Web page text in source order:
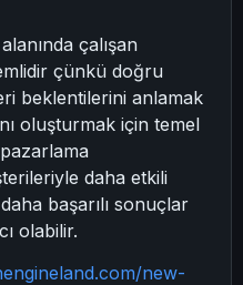
çalışan
çünkü doğru
beklentilerini anlamak
oluşturmak için temel
daha etkili
başarılı sonuçlar
olabilir.
new-